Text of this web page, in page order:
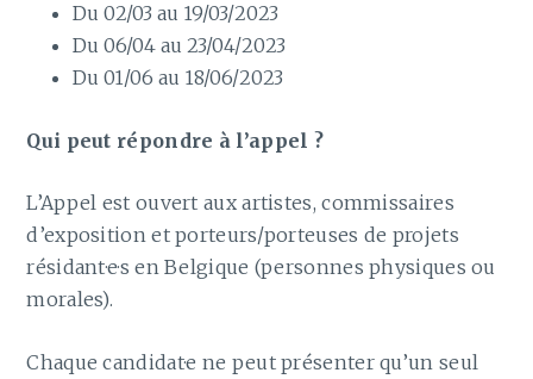
Du 02/03 au 19/03/2023
Du 06/04 au 23/04/2023
Du 01/06 au 18/06/2023
Qui peut répondre à l’appel ?
L’Appel est ouvert aux artistes, commissaires
d’exposition et porteurs/porteuses de projets
résidant·e·s en Belgique (personnes physiques ou
morales).
Chaque candidat·e ne peut présenter qu’un seul